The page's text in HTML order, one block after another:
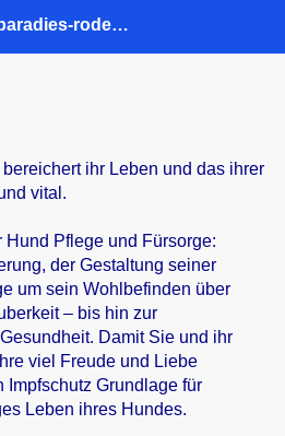
hundeparadies-rodenkirchen.de
bereichert ihr Leben und das ihrer
vital.
Hund Pflege und Fürsorge:
der Gestaltung seiner
um sein Wohlbefinden über
– bis hin zur
Damit Sie und ihr
viel Freude und Liebe
Impfschutz Grundlage für
Leben ihres Hundes.